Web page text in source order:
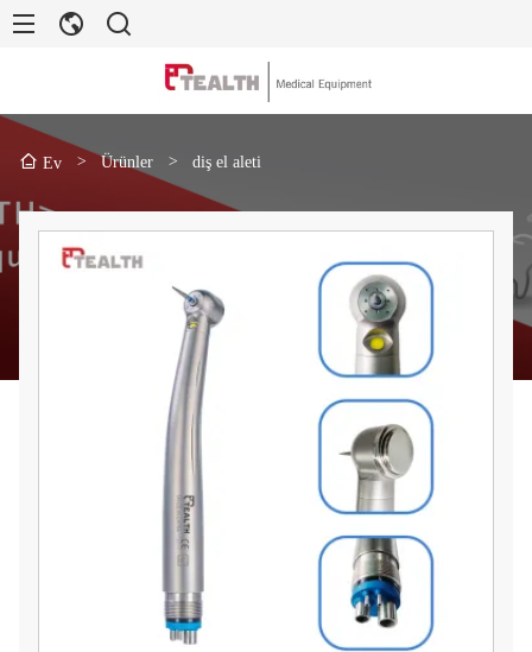
Ev > Ürünler > diş el aleti